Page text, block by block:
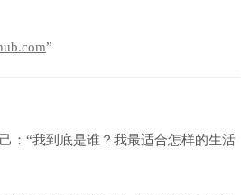
”
：“我到底是谁？我最适合怎样的生活